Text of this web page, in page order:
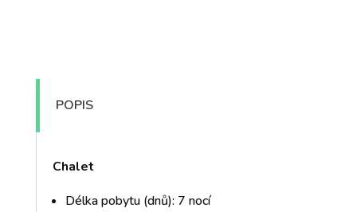
POPIS
Chalet
Délka pobytu (dnů): 7 nocí